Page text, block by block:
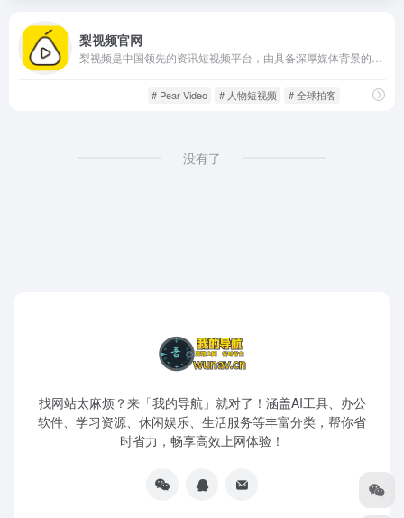
梨视频官网
# Pear Video # 人物短视频 # 全球拍客
没有了
找网站太麻烦？来「我的导航」就对了！涵盖AI工具、办公
软件、学习资源、休闲娱乐、生活服务等丰富分类，帮你省
时省力，畅享高效上网体验！